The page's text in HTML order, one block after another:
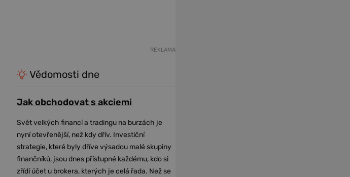
REKLAMA
Vědomosti dne
Jak obchodovat s akciemi
Svět velkých financí a tradingu na burzách je
nyní otevřenější, než kdy dřív. Investiční
strategie, které byly dříve výsadou malé skupiny
finančníků, jsou dnes přístupné každému, kdo si
zřídí účet u brokera, kterých je celá řada. Než se